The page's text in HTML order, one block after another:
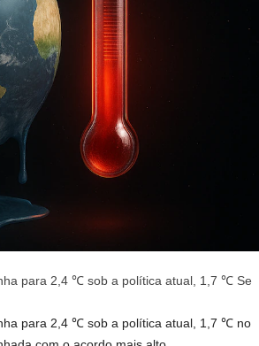
para 2,4 ℃ sob a política atual, 1,7 ℃ Se
para 2,4 ℃ sob a política atual, 1,7 ℃ no